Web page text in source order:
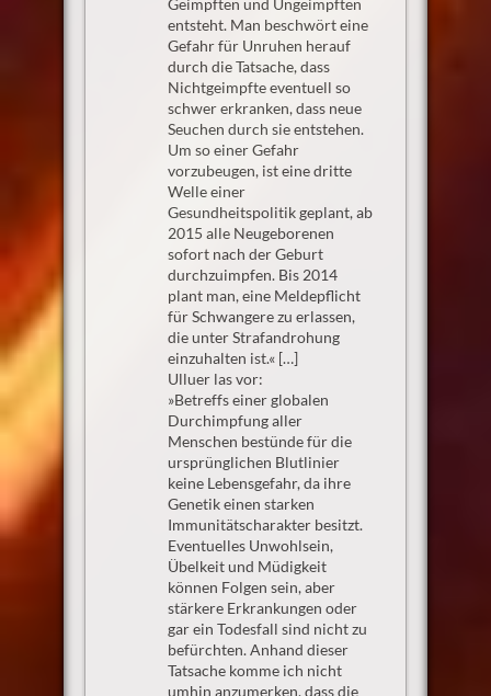
entsteht. Man beschwört eine
Gefahr für Unruhen herauf
durch die Tatsache, dass
Nichtgeimpfte eventuell so
schwer erkranken, dass neue
Seuchen durch sie entstehen.
Um so einer Gefahr
vorzubeugen, ist eine dritte
Welle einer
Gesundheitspolitik geplant, ab
2015 alle Neugeborenen
sofort nach der Geburt
durchzuimpfen. Bis 2014
plant man, eine Meldepflicht
für Schwangere zu erlassen,
die unter Strafandrohung
einzuhalten ist.« […]
Ulluer las vor:
»Betreffs einer globalen
Durchimpfung aller
Menschen bestünde für die
ursprünglichen Blutlinier
keine Lebensgefahr, da ihre
Genetik einen starken
Immunitätscharakter besitzt.
Eventuelles Unwohlsein,
Übelkeit und Müdigkeit
können Folgen sein, aber
stärkere Erkrankungen oder
gar ein Todesfall sind nicht zu
befürchten. Anhand dieser
Tatsache komme ich nicht
umhin anzumerken, dass die